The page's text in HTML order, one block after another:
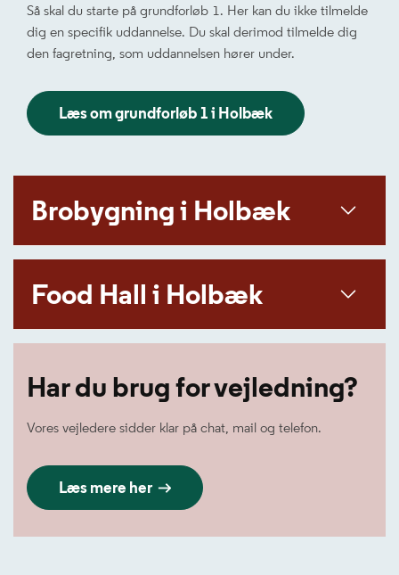
Så skal du starte på grundforløb 1. Her kan du ikke tilmelde
dig en specifik uddannelse. Du skal derimod tilmelde dig
den fagretning, som uddannelsen hører under.
Læs om grundforløb 1 i Holbæk
Brobygning i Holbæk
Food Hall i Holbæk
Har du brug for vejledning?
Vores vejledere sidder klar på chat, mail og telefon.
Læs mere her